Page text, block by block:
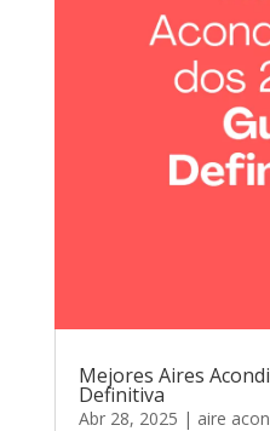
Mejores Aires
Definitiva
Abr 28, 2025 | aire